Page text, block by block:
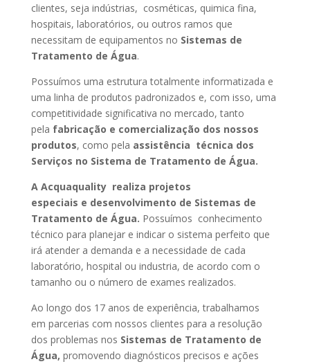
clientes, seja indústrias, cosméticas, quimica fina,
hospitais, laboratórios, ou outros ramos que
necessitam de equipamentos no Sistemas de
Tratamento de Água.
Possuímos uma estrutura totalmente informatizada e
uma linha de produtos padronizados e, com isso, uma
competitividade significativa no mercado, tanto
pela fabricação e comercialização dos nossos
produtos, como pela assistência técnica dos
Serviços no Sistema de Tratamento de Água.
A Acquaquality realiza projetos
especiais e desenvolvimento de Sistemas de
Tratamento de Água. Possuímos conhecimento
técnico para planejar e indicar o sistema perfeito que
irá atender a demanda e a necessidade de cada
laboratório, hospital ou industria, de acordo com o
tamanho ou o número de exames realizados.
Ao longo dos 17 anos de experiência, trabalhamos
em parcerias com nossos clientes para a resolução
dos problemas nos Sistemas de Tratamento de
Água, promovendo diagnósticos precisos e ações